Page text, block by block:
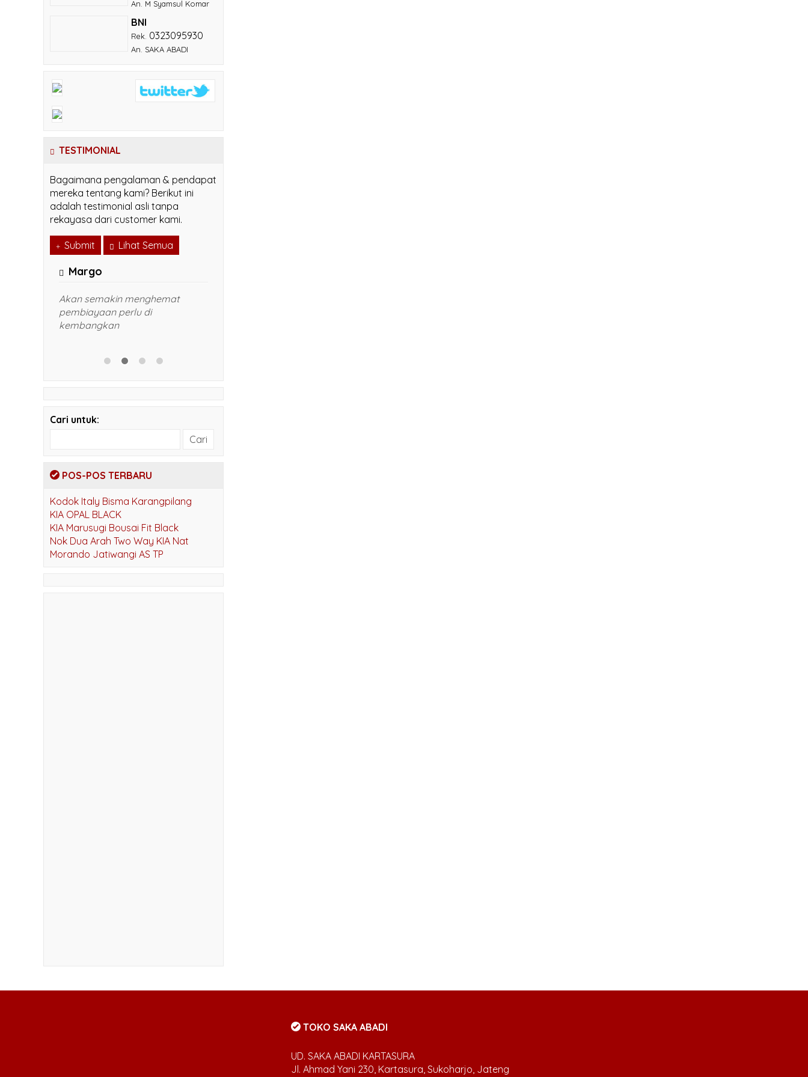
An. M Syamsul Komar
BNI
Rek. 0323095930
An. SAKA ABADI
TESTIMONIAL
Bagaimana pengalaman & pendapat
mereka tentang kami? Berikut ini
adalah testimonial asli tanpa
rekayasa dari customer kami.
Submit Lihat Semua
Margo
Akan semakin menghemat
pembiayaan perlu di
kembangkan
Cari untuk:
POS-POS TERBARU
Kodok Italy Bisma Karangpilang
KIA OPAL BLACK
KIA Marusugi Bousai Fit Black
Nok Dua Arah Two Way KIA Nat
Morando Jatiwangi AS TP
TOKO SAKA ABADI
UD. SAKA ABADI KARTASURA
Jl. Ahmad Yani 230, Kartasura, Sukoharjo, Jateng